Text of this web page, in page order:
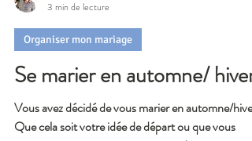
Julien de Mille & une nuances
3 min de lecture
Organiser mon mariage
Se marier en automne/ hiver